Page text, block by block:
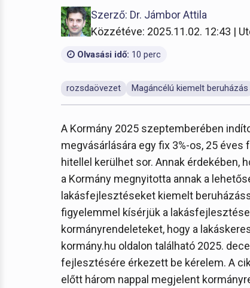
Szerző: Dr. Jámbor Attila
Közzétéve: 2025.11.02. 12:43 |
Olvasási idő: 10 perc
rozsdaövezet Magáncélú kiemelt beruházás
A Kormány 2025 szeptemberében
megvásárlására egy fix 3%-os, 25
hitellel kerülhet sor. Annak érdekében,
a Kormány megnyitotta annak a
lakásfejlesztéseket kiemelt
figyelemmel kísérjük a
kormányrendeleteket, hogy a
kormány.hu oldalon található 2025.
fejlesztésére érkezett be kérelem. A
előtt három nappal megjelent